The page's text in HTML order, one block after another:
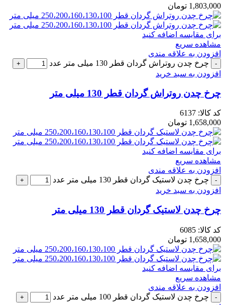
1,803,000 تومان
برای مقایسه اضافه کنید
مشاهده سریع
افزودن به علاقه مندی
چرخ چدن روتراش گردان قطر 130 میلی متر عدد
افزودن به سبد خرید
چرخ چدن روتراش گردان قطر 130 میلی متر
کد کالا: 6137
1,658,000 تومان
برای مقایسه اضافه کنید
مشاهده سریع
افزودن به علاقه مندی
چرخ چدن لاستیک گردان قطر 130 میلی متر عدد
افزودن به سبد خرید
چرخ چدن لاستیک گردان قطر 130 میلی متر
کد کالا: 6085
1,658,000 تومان
برای مقایسه اضافه کنید
مشاهده سریع
افزودن به علاقه مندی
چرخ چدن لاستیک گردان قطر 100 میلی متر عدد